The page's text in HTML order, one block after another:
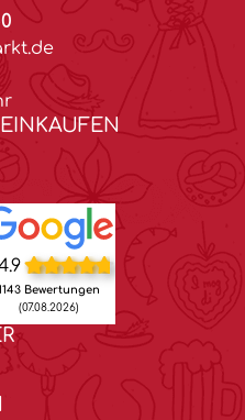
Bewertungen
(07.08.2026)